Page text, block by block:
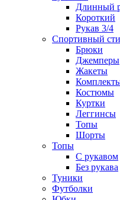
Длинный
Короткий
Рукав 3/4
Спортивный
Брюки
Джемперы
Жакеты
Костюмы
Куртки
Леггинсы
Топы
Шорты
Топы
C рукавом
Без рукава
Туники
Футболки